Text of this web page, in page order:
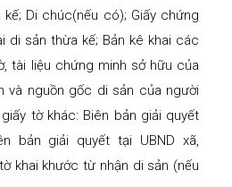
Di chúc(nếu có); Giấy chứng
di sản thừa kế; Bản kê khai các
tài liệu chứng minh sở hữu của
và nguồn gốc di sản của người
tờ khác: Biên bản giải quyết
bản giải quyết tại UBND xã,
khai khước từ nhận di sản (nếu